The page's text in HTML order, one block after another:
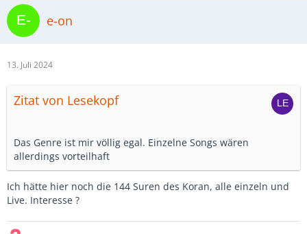
e-on
13. Juli 2024
Zitat von Lesekopf
Das Genre ist mir völlig egal. Einzelne Songs wären
allerdings vorteilhaft
Ich hätte hier noch die 144 Suren des Koran, alle einzeln und
Live. Interesse ?